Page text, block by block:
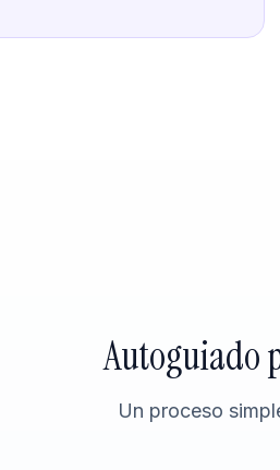
Autoguiado
Un proceso